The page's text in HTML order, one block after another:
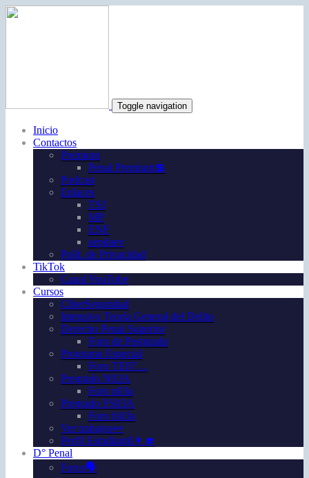
Toggle navigation
Inicio
Contactos
Premium
Penal Premium💲
Podcast
Enlaces
TSJ
MP
ENF
aepdaev
Polít. de Privacidad
TikTok
Canal YouTube
Cursos
CiberSeguridad
Intensivo Teoría General del Delito
Derecho Penal Superior
Foro de Postgrado
Programa Especial
Foro TE07…
Pregrado N03A
Foro n03a
Pregrado FS03A
Foro fs03a
Ver trabajos👀
Perfil Estudiantil👩‍🎓
D° Penal
Foros🗣️